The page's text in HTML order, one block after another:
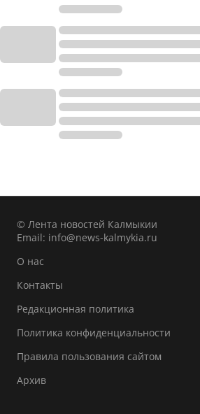
© Лента новостей Калмыкии
Email: info@news-kalmykia.ru
О нас
Контакты
Редакционная политика
Политика конфиденциальности
Правила пользования сайтом
Архив